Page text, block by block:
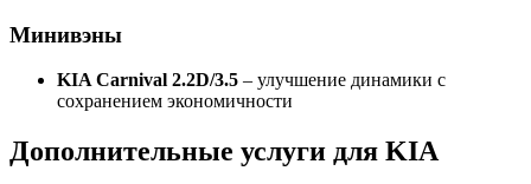
Минивэны
KIA Carnival 2.2D/3.5 – улучшение динамики с
сохранением экономичности
Дополнительные услуги для KIA